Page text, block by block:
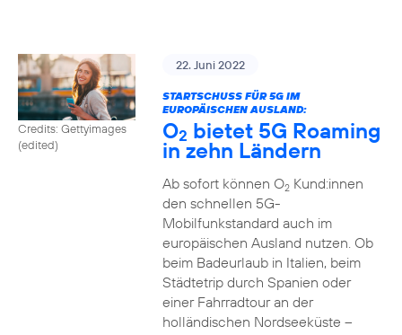
Credits: Gettyimages
(edited)
22. Juni 2022
STARTSCHUSS FÜR 5G IM
EUROPÄISCHEN AUSLAND:
O2 bietet 5G Roaming
in zehn Ländern
Ab sofort können O2Kund:innen
den schnellen 5G-
Mobilfunkstandard auch im
europäischen Ausland nutzen. Ob
beim Badeurlaub in Italien, beim
Städtetrip durch Spanien oder
einer Fahrradtour an der
holländischen Nordseeküste –